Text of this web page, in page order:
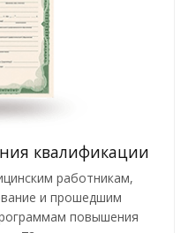
квалификации
работникам,
и прошедшим
повышения